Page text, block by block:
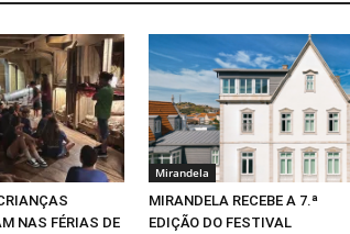
NAS FÉRIAS DE
Mirandela
MIRANDELA RECEBE A 7.ª
EDIÇÃO DO FESTIVAL